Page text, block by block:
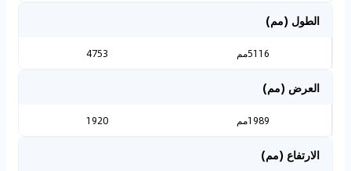
الطول (مم)
5116مم 4753
العرض (مم)
1989مم 1920
الارتفاع (مم)